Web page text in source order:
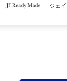
ジェ